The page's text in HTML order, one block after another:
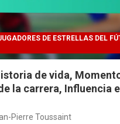
DE ESTRELLAS DEL
de vida,
la carrera, Influencia
Pierre Toussaint